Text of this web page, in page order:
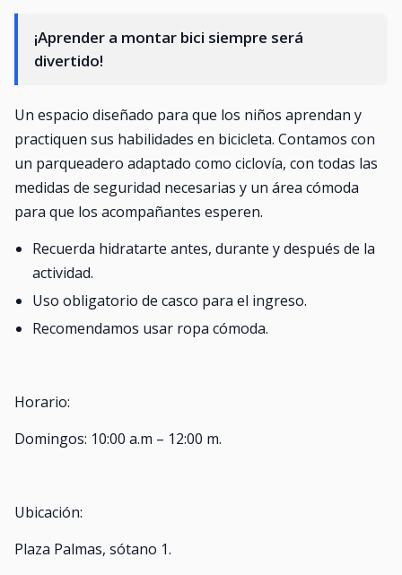
¡Aprender a montar bici siempre será
divertido!
Un espacio diseñado para que los niños aprendan y
practiquen sus habilidades en bicicleta. Contamos con
un parqueadero adaptado como ciclovía, con todas las
medidas de seguridad necesarias y un área cómoda
para que los acompañantes esperen.
Recuerda hidratarte antes, durante y después de la
actividad.
Uso obligatorio de casco para el ingreso.
Recomendamos usar ropa cómoda.
Horario:
Domingos: 10:00 a.m – 12:00 m.
Ubicación:
Plaza Palmas, sótano 1.